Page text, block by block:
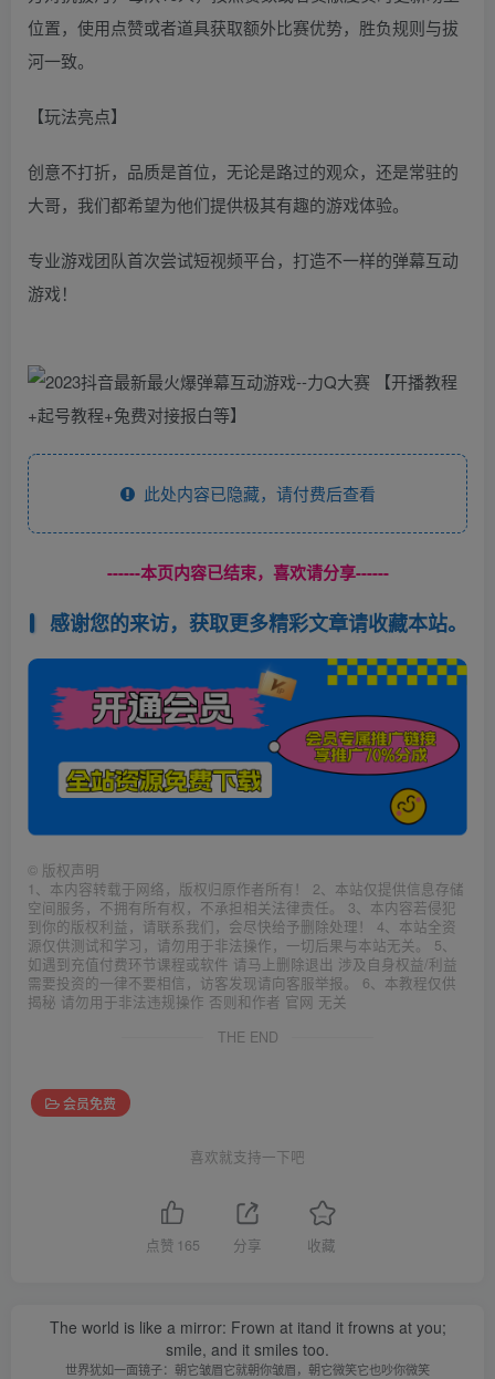
位置，使用点赞或者道具获取额外比赛优势，胜负规则与拔
河一致。
【玩法亮点】
创意不打折，品质是首位，无论是路过的观众，还是常驻的
大哥，我们都希望为他们提供极其有趣的游戏体验。
专业游戏团队首次尝试短视频平台，打造不一样的弹幕互动
游戏！
此处内容已隐藏，请付费后查看
------本页内容已结束，喜欢请分享------
感谢您的来访，获取更多精彩文章请收藏本站。
© 版权声明
1、本内容转载于网络，版权归原作者所有！ 2、本站仅提供信息存储
空间服务，不拥有所有权，不承担相关法律责任。 3、本内容若侵犯
到你的版权利益，请联系我们，会尽快给予删除处理！ 4、本站全资
源仅供测试和学习，请勿用于非法操作，一切后果与本站无关。 5、
如遇到充值付费环节课程或软件 请马上删除退出 涉及自身权益/利益
需要投资的一律不要相信，访客发现请向客服举报。 6、本教程仅供
揭秘 请勿用于非法违规操作 否则和作者 官网 无关
THE END
会员免费
喜欢就支持一下吧
点赞 165 分享 收藏
The world is like a mirror: Frown at itand it frowns at you;
smile, and it smiles too.
世界犹如一面镜子：朝它皱眉它就朝你皱眉，朝它微笑它也吵你微笑